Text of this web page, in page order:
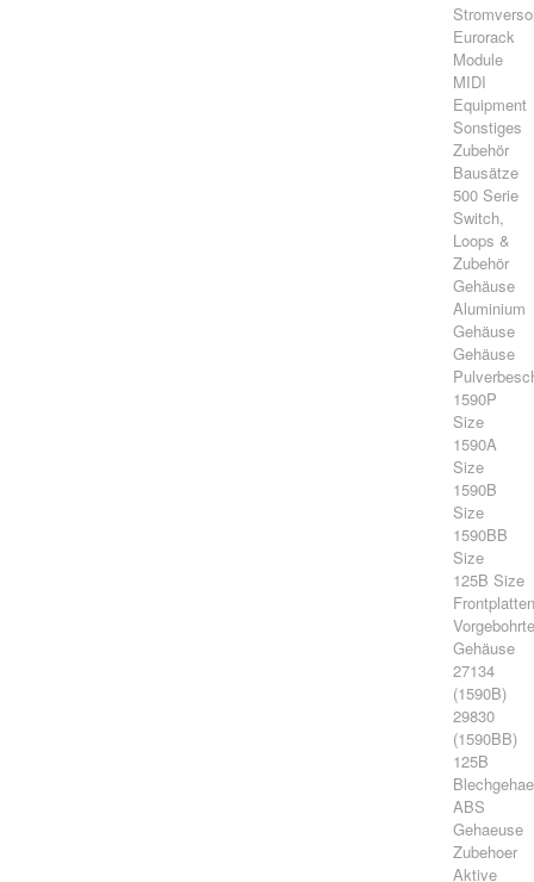
Eurorack
Module
MIDI
Equipment
Sonstiges
Zubehör
Bausätze
500 Serie
Switch,
Loops &
Zubehör
Gehäuse
Aluminium
Gehäuse
Gehäuse
1590P
Size
1590A
Size
1590B
Size
1590BB
Size
125B Size
Gehäuse
27134
(1590B)
29830
(1590BB)
125B
ABS
Gehaeuse
Zubehoer
Aktive